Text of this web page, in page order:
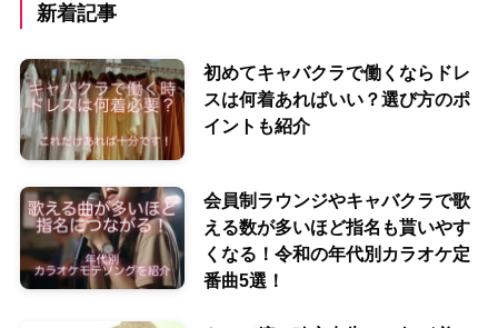
新着記事
初めてキャバクラで働くならドレ
スは何着あればいい？選び方のポ
イントも紹介
会員制ラウンジやキャバクラで歌
える数が多いほど指名も貰いやす
くなる！令和の年代別カラオケ定
番曲5選！